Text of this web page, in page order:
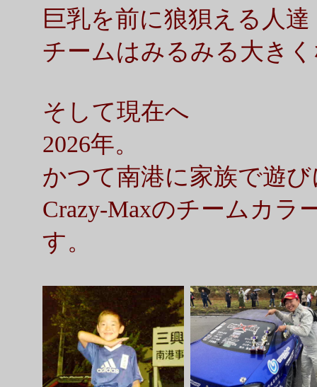
巨乳を前に狼狽える人達
チームはみるみる大き
そして現在へ
2026年。
かつて南港に家族で遊
Crazy-Maxのチームカラ
す。